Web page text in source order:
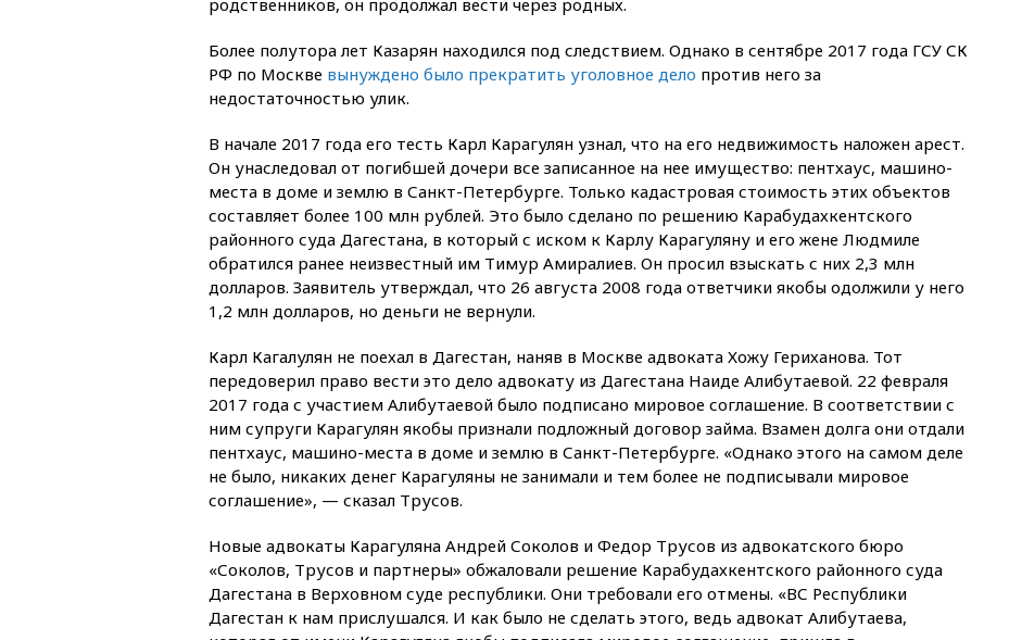
августа рассмотрит иск о
снятии «Яблока» с выборов
15:15 «Аэрофлот» с 1 октября
возобновит ежедневные
рейсы в Абу-Даби
14:52Турция, Саудовская
Аравия и Пакистан
объединились в военный
альянс
Books получил условный срок
по делу о пропаганде ЛГБТ
14:34Минпромторг не
намерен сокращать перечень
импорта
105 пляжах в Анапе
14:09 Глава Тувы включил
сенатора Нарусову в список
кандидатов в Совфед
Более полутора лет Казарян находился под следствием. Однако в сентябре 2017 года ГСУ СК
РФ по Москве вынуждено было прекратить уголовное дело против него за
недостаточностью улик.
В начале 2017 года его тесть Карл Карагулян узнал, что на его недвижимость наложен арест.
Он унаследовал от погибшей дочери все записанное на нее имущество: пентхаус, машино-
места в доме и землю в Санкт-Петербурге. Только кадастровая стоимость этих объектов
составляет более 100 млн рублей. Это было сделано по решению Карабудахкентского
районного суда Дагестана, в который с иском к Карлу Карагуляну и его жене Людмиле
обратился ранее неизвестный им Тимур Амиралиев. Он просил взыскать с них 2,3 млн
долларов. Заявитель утверждал, что 26 августа 2008 года ответчики якобы одолжили у него
1,2 млн долларов, но деньги не вернули.
Карл Кагалулян не поехал в Дагестан, наняв в Москве адвоката Хожу Гериханова. Тот
передоверил право вести это дело адвокату из Дагестана Наиде Алибутаевой. 22 февраля
2017 года с участием Алибутаевой было подписано мировое соглашение. В соответствии с
ним супруги Карагулян якобы признали подложный договор займа. Взамен долга они отдали
пентхаус, машино-места в доме и землю в Санкт-Петербурге. «Однако этого на самом деле
не было, никаких денег Карагуляны не занимали и тем более не подписывали мировое
соглашение», — сказал Трусов.
Новые адвокаты Карагуляна Андрей Соколов и Федор Трусов из адвокатского бюро
«Соколов, Трусов и партнеры» обжаловали решение Карабудахкентского районного суда
Дагестана в Верховном суде республики. Они требовали его отмены. «ВС Республики
Дагестан к нам прислушался. И как было не сделать этого, ведь адвокат Алибутаева,